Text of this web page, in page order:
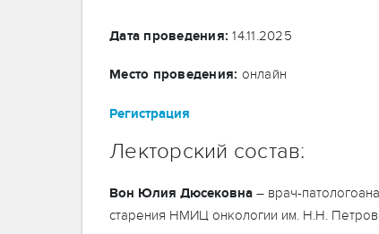
Дата проведения: 14.11.2025
Место проведения: онлайн
Регистрация
Лекторский состав:
Вон Юлия Дюсековна – врач-
старения НМИЦ онкологии им. Н.Н.